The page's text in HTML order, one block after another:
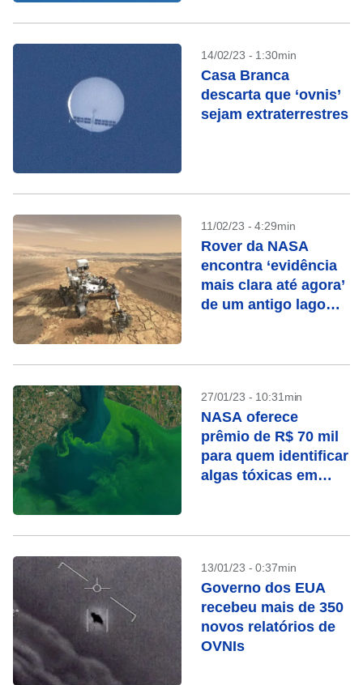
14/02/23 - 1:30min
Casa Branca
descarta que ‘ovnis’
sejam extraterrestres
11/02/23 - 4:29min
Rover da NASA
encontra ‘evidência
mais clara até agora’
de um antigo lago
27/01/23 - 10:31min
NASA oferece
prêmio de R$ 70 mil
para quem identificar
algas tóxicas em
13/01/23 - 0:37min
Governo dos EUA
recebeu mais de 350
novos relatórios de
OVNIs